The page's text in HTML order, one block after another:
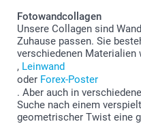
Fotowandcollagen
Unsere Collagen sind
Zuhause passen. Sie
verschiedenen Materialien
, Leinwand
oder Forex-Poster
. Aber auch in
Suche nach einem
geometrischer Twist eine